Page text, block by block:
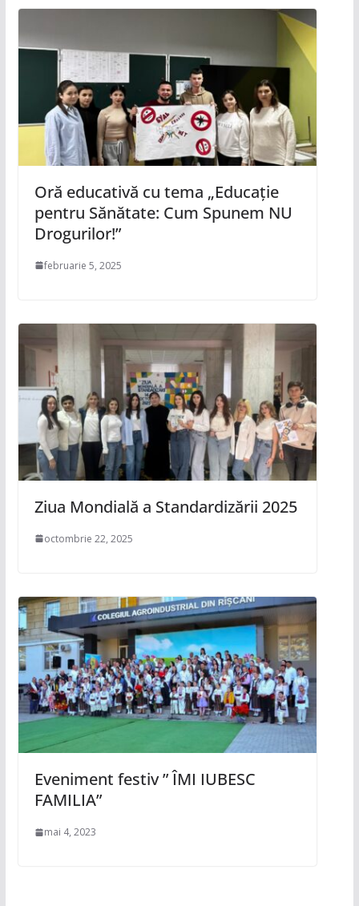
Oră educativă cu tema „Educație
pentru Sănătate: Cum Spunem NU
Drogurilor!”
februarie 5, 2025
Ziua Mondială a Standardizării 2025
octombrie 22, 2025
Eveniment festiv ” ÎMI IUBESC
FAMILIA”
mai 4, 2023